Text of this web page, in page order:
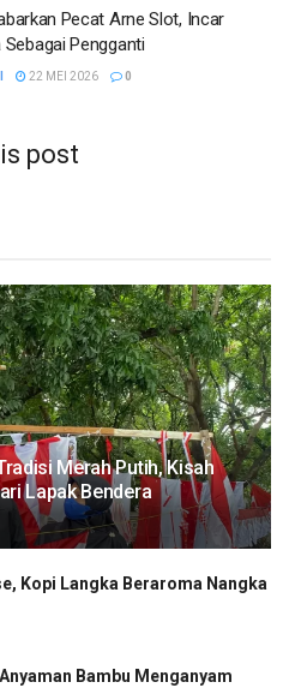
Pecat Arne Slot, Incar
Pengganti
22 MEI 2026 0
post
Merah Putih, Kisah
Lapak Bendera
Kopi Langka Beraroma Nangka
Bambu Menganyam